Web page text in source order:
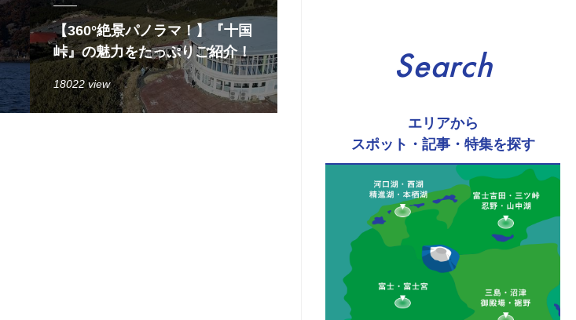
【360°絶景パノラマ！】『十国
峠』の魅力をたっぷりご紹介！
18022 view Search
エリアから
スポット・記事・特集を探す